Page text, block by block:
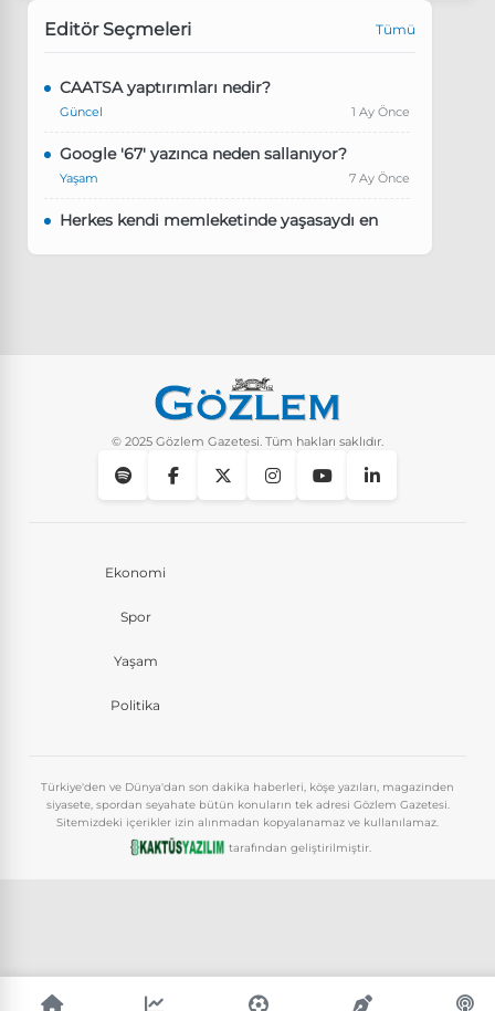
Editör Seçmeleri Tümü
CAATSA yaptırımları nedir?
Güncel 1 Ay Önce
Google '67' yazınca neden sallanıyor?
Yaşam 7 Ay Önce
Herkes kendi memleketinde yaşasaydı en
Instagram’da keşfet nasıl temizlenir?
© 2025 Gözlem Gazetesi. Tüm hakları saklıdır.
Ekonomi
Spor
Yaşam
Politika
Türkiye'den ve Dünya'dan son dakika haberleri, köşe yazıları, magazinden
siyasete, spordan seyahate bütün konuların tek adresi Gözlem Gazetesi.
Sitemizdeki içerikler izin alınmadan kopyalanamaz ve kullanılamaz.
tarafından geliştirilmiştir.